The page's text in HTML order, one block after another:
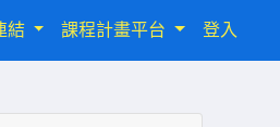
結 課程計畫平台 登入